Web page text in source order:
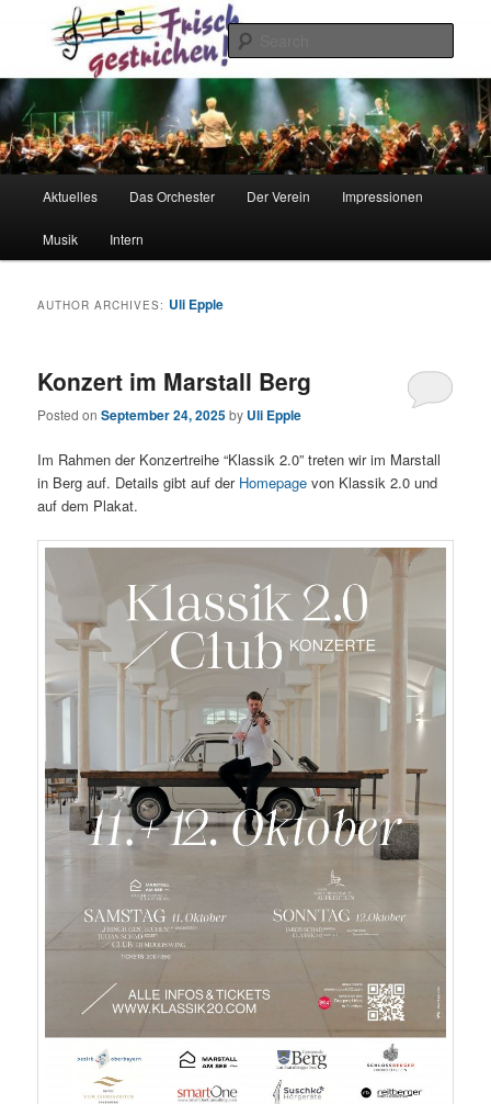
content
secondary
content Frisch gestrichen!
Aktuelles Das Orchester Der Verein Impressionen
Musik Intern
AUTHOR ARCHIVES: Uli Epple
Konzert im Marstall Berg
Posted onSeptember 24, 2025by Uli Epple
Im Rahmen der Konzertreihe “Klassik 2.0” treten wir im Marstall
in Berg auf. Details gibt auf der Homepagevon Klassik 2.0 und
auf dem Plakat.